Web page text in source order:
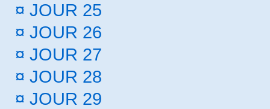
¤ JOUR 25
¤ JOUR 26
¤ JOUR 27
¤ JOUR 28
¤ JOUR 29